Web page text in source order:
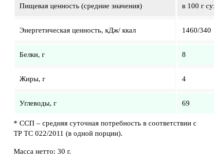
Пищевая ценность (средние значения) в 100 г
Энергетическая ценность, кДж/ ккал 1460/340
Белки, г 8
Жиры, г 4
Углеводы, г 69
* ССП – средняя суточная потребность в соответствии с
ТР ТС 022/2011 (в одной порции).
Масса нетто: 30 г.